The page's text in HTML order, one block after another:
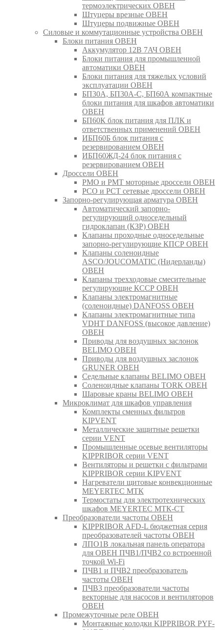
термоэлектрических ОВЕН
Штуцеры врезные ОВЕН
Штуцеры подвижные ОВЕН
Силовые и коммутационные устройства ОВЕН
Блоки питания ОВЕН
Аккумулятор 12В 7АЧ ОВЕН
Блоки питания для промышленной
автоматики ОВЕН
Блоки питания для тяжелых условий
эксплуатации ОВЕН
БП30А, БП30А-С, БП60А компактные
блоки питания для шкафов автоматики
ОВЕН
БП60К блок питания для ПЛК и
ответственных применений ОВЕН
ИБП60Б блок питания с
резервированием ОВЕН
ИБП60ЖД-24 блок питания с
резервированием ОВЕН
Дроссели ОВЕН
РМО и РМТ моторные дроссели ОВЕН
РСО и РСТ сетевые дроссели ОВЕН
Запорно-регулирующая арматура ОВЕН
Автоматический запорно-
регулирующий односедельный
гидроклапан (КЗР) ОВЕН
Клапаны проходные односедельные
запорно-регулирующие КПСР ОВЕН
Клапаны соленоидные
ASCO/JOUCOMATIC (Нидерланды)
ОВЕН
Клапаны трехходовые смесительные
регулирующие КССР ОВЕН
Клапаны электромагнитные
(соленоидные) DANFOSS ОВЕН
Клапаны электромагнитные типа
VDHT DANFOSS (высокое давление)
ОВЕН
Приводы для воздушных заслонок
BELIMO ОВЕН
Приводы для воздушных заслонок
GRUNER ОВЕН
Седельные клапаны BELIMO ОВЕН
Соленоидные клапаны TORK ОВЕН
Шаровые краны BELIMO ОВЕН
Микроклимат для шкафов управления
Комплекты сменных фильтров
KIPVENT
Металлические защитные решетки
серии VENT
Промышленные осевые вентиляторы
KIPPRIBOR серии VENT
Вентиляторы и решетки с фильтрами
KIPPRIBOR серии KIPVENT
Нагреватели щитовые конвекционные
MEYERTEC МТК
Термостаты для электротехнических
шкафов MEYERTEC МТК-СТ
Преобразователи частоты ОВЕН
KIPPRIBOR AFD-L бюджетная серия
преобразователей частоты ОВЕН
ЛПО1В локальная панель оператора
для ОВЕН ПЧВ1/ПЧВ2 со встроенной
точкой Wi-Fi
ПЧВ1 и ПЧВ2 преобразователь
частоты ОВЕН
ПЧВ3 преобразователи частоты
векторные для насосов и вентиляторов
ОВЕН
Промежуточные реле ОВЕН
Монтажные колодки KIPPRIBOR PYF-